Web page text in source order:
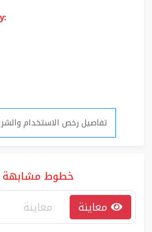
تفاصيل رخص الاستخدام
خطوط مشابهة